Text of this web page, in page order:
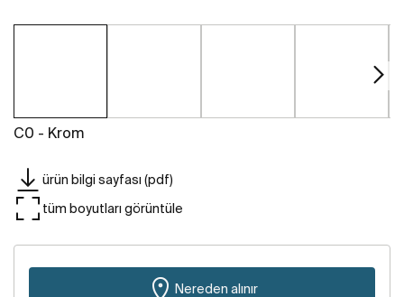
C0 - Krom
ürün bilgi sayfası (pdf)
tüm boyutları görüntüle
Nereden alınır